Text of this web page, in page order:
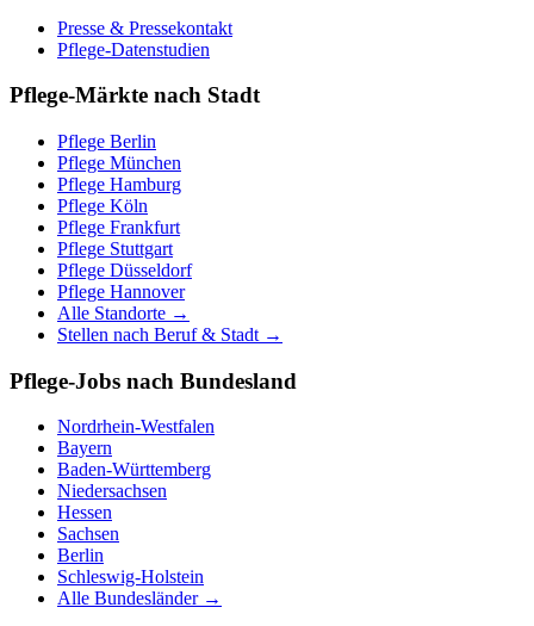
Presse & Pressekontakt
Pflege-Datenstudien
Pflege-Märkte nach Stadt
Pflege Berlin
Pflege München
Pflege Hamburg
Pflege Köln
Pflege Frankfurt
Pflege Stuttgart
Pflege Düsseldorf
Pflege Hannover
Alle Standorte →
Stellen nach Beruf & Stadt →
Pflege-Jobs nach Bundesland
Nordrhein-Westfalen
Bayern
Baden-Württemberg
Niedersachsen
Hessen
Sachsen
Berlin
Schleswig-Holstein
Alle Bundesländer →